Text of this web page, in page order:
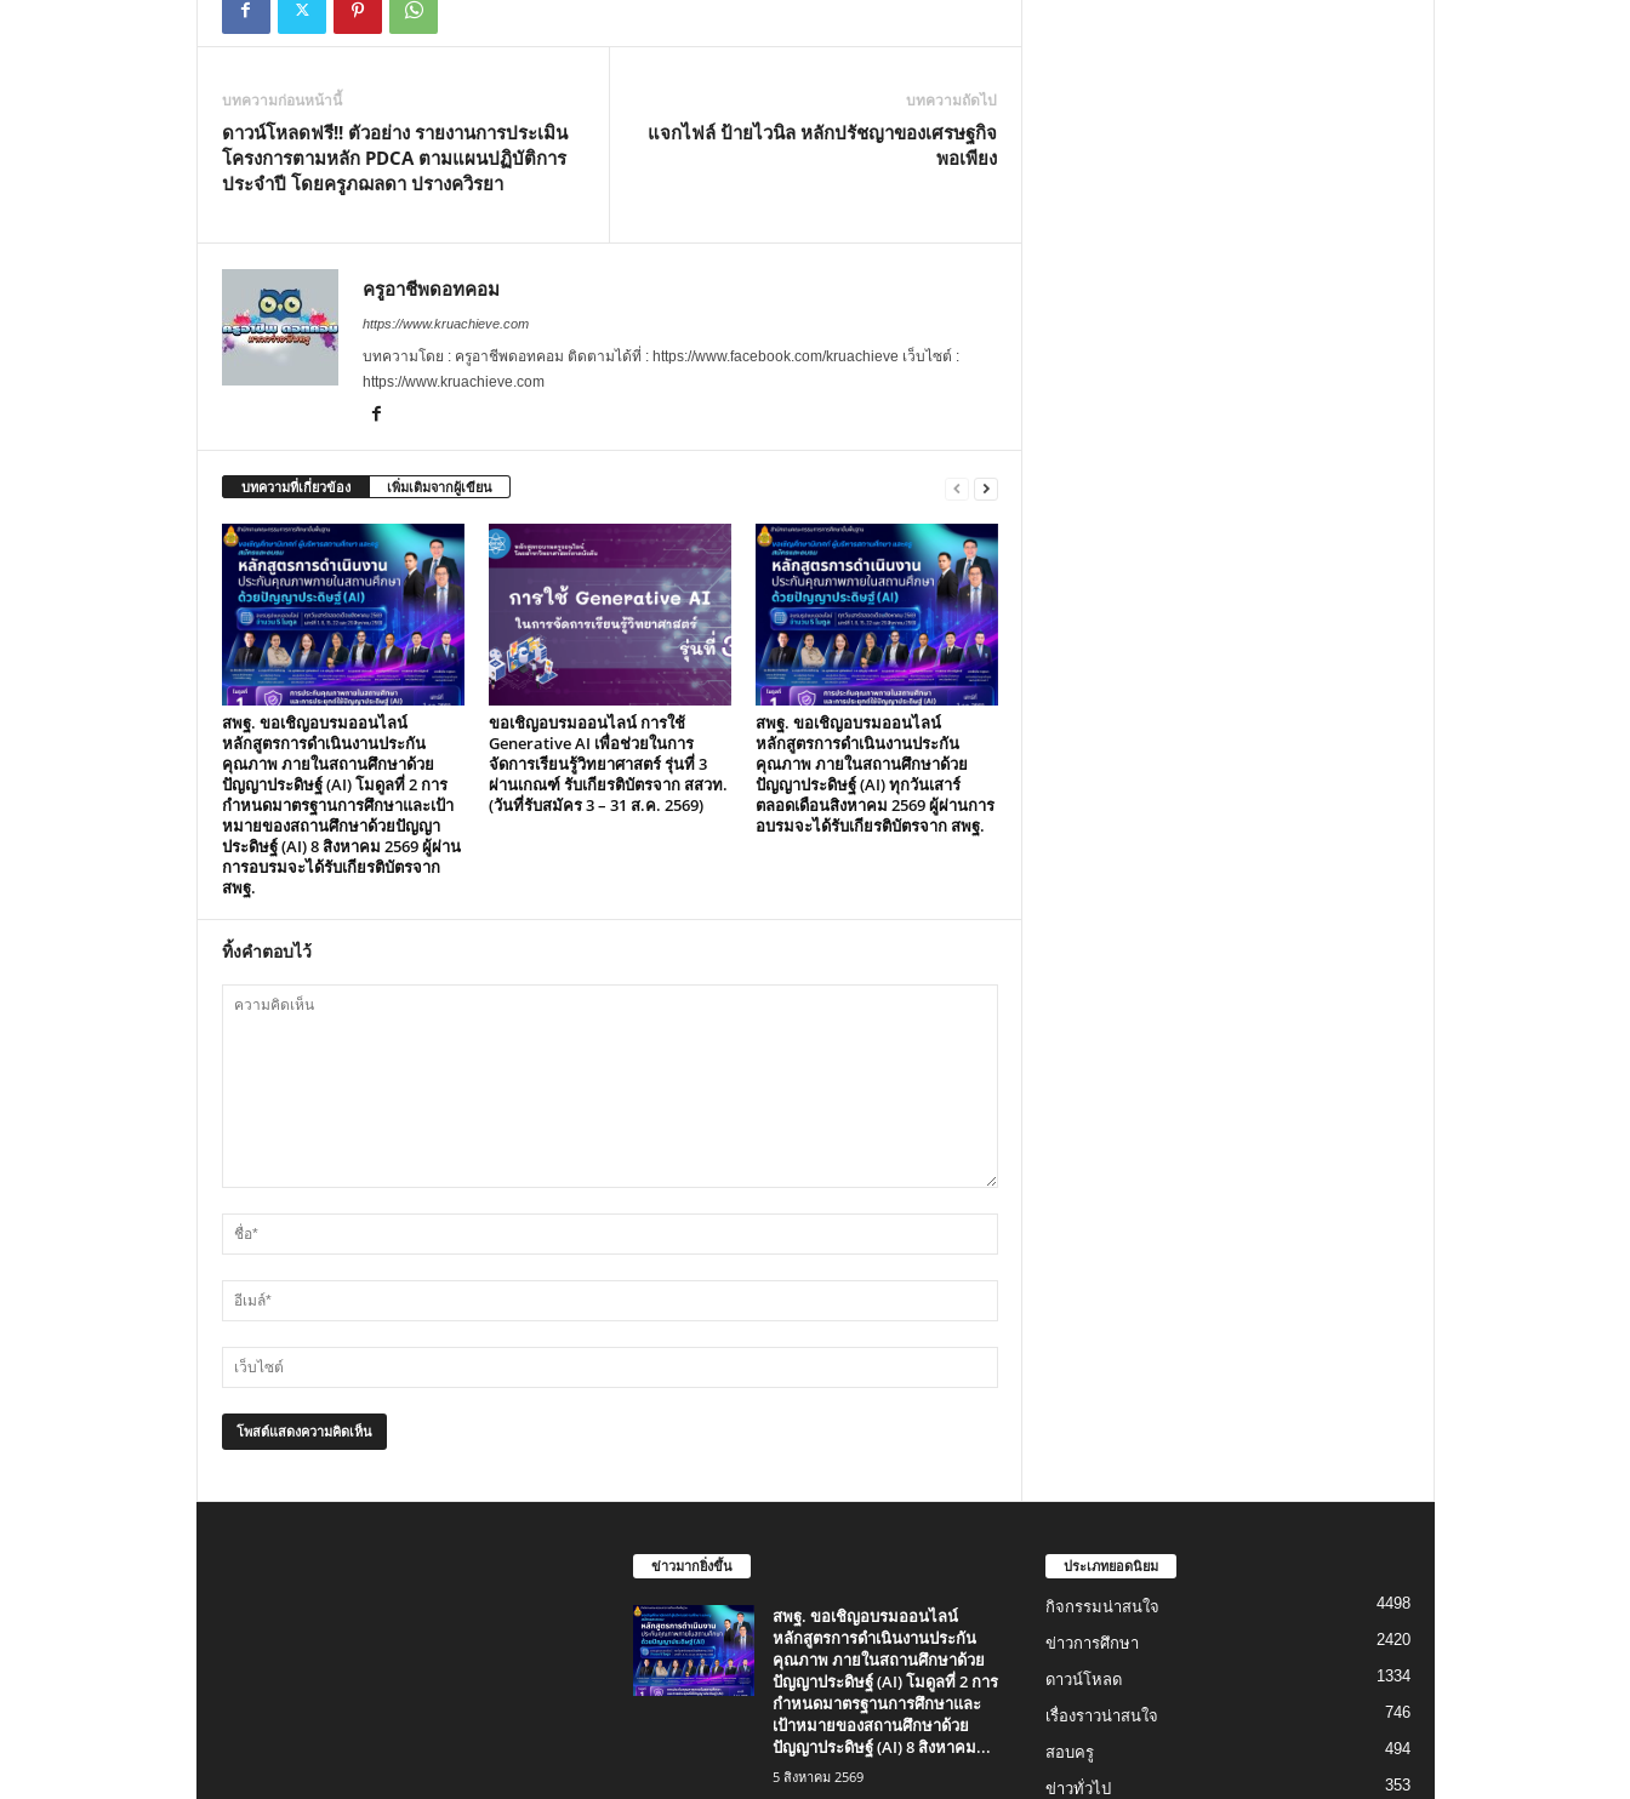
บทความก่อนหน้านี้
ดาวน์โหลดฟรี!! ตัวอย่าง รายงานการประเมิน
โครงการตามหลัก PDCA ตามแผนปฏิบัติการ
ประจำปี โดยครูภฌลดา ปรางควิรยา
บทความถัดไป
แจกไฟล์ ป้ายไวนิล หลักปรัชญาของเศรษฐกิจ
พอเพียง
ครูอาชีพดอทคอม
https://www.kruachieve.com
บทความโดย : ครูอาชีพดอทคอม ติดตามได้ที่ : https://www.facebook.com/kruachieve เว็บไซต์ :
https://www.kruachieve.com
บทความที่เกี่ยวข้อง เพิ่มเติมจากผู้เขียน
สพฐ. ขอเชิญอบรมออนไลน์
หลักสูตรการดำเนินงานประกัน
คุณภาพ ภายในสถานศึกษาด้วย
ปัญญาประดิษฐ์ (AI) โมดูลที่ 2 การ
กำหนดมาตรฐานการศึกษาและเป้า
หมายของสถานศึกษาด้วยปัญญา
ประดิษฐ์ (AI) 8 สิงหาคม 2569 ผู้ผ่าน
การอบรมจะได้รับเกียรติบัตรจาก
สพฐ.
ขอเชิญอบรมออนไลน์ การใช้
Generative AI เพื่อช่วยในการ
จัดการเรียนรู้วิทยาศาสตร์ รุ่นที่ 3
ผ่านเกณฑ์ รับเกียรติบัตรจาก สสวท.
(วันที่รับสมัคร 3 – 31 ส.ค. 2569)
สพฐ. ขอเชิญอบรมออนไลน์
หลักสูตรการดำเนินงานประกัน
คุณภาพ ภายในสถานศึกษาด้วย
ปัญญาประดิษฐ์ (AI) ทุกวันเสาร์
ตลอดเดือนสิงหาคม 2569 ผู้ผ่านการ
อบรมจะได้รับเกียรติบัตรจาก สพฐ.
ทิ้งคำตอบไว้
ข่าวมากยิ่งขึ้น
สพฐ. ขอเชิญอบรมออนไลน์
หลักสูตรการดำเนินงานประกัน
คุณภาพ ภายในสถานศึกษาด้วย
ปัญญาประดิษฐ์ (AI) โมดูลที่ 2 การ
กำหนดมาตรฐานการศึกษาและ
เป้าหมายของสถานศึกษาด้วย
ปัญญาประดิษฐ์ (AI) 8 สิงหาคม...
5 สิงหาคม 2569
ประเภทยอดนิยม
กิจกรรมน่าสนใจ 4498
ข่าวการศึกษา 2420
ดาวน์โหลด 1334
เรื่องราวน่าสนใจ 746
สอบครู 494
ข่าวทั่วไป 353